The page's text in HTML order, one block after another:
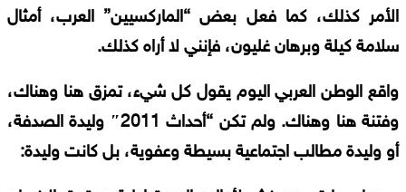
الأمر كذلك، كما فعل بعض“الماركسيين” العرب، أمثال
سلامة كيلة وبرهان غليون، فإنني لا أراه كذلك.
واقع الوطن العربي اليوم يقول كل شيء، تمزق هنا وهناك،
وفتنة هنا وهناك.ولم تكن “أحداث2011″ وليدة الصدفة،
أو وليدة مطالب اجتماعية بسيطة وعفوية، بل كانت وليدة: